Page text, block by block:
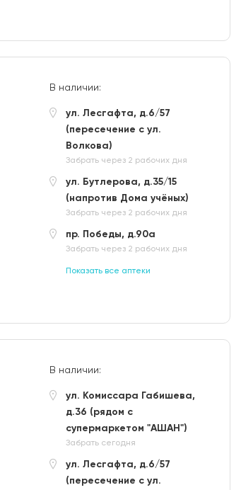
В наличии:
ул. Лесгафта, д.6/57
(пересечение с ул.
Волкова)
Забрать через 2 рабочих дня
ул. Бутлерова, д.35/15
(напротив Дома учёных)
Забрать через 2 рабочих дня
пр. Победы, д.90а
Забрать через 2 рабочих дня
Показать все аптеки
В наличии:
ул. Комиссара Габишева,
д.36 (рядом с
супермаркетом "АШАН")
Забрать сегодня
ул. Лесгафта, д.6/57
(пересечение с ул.